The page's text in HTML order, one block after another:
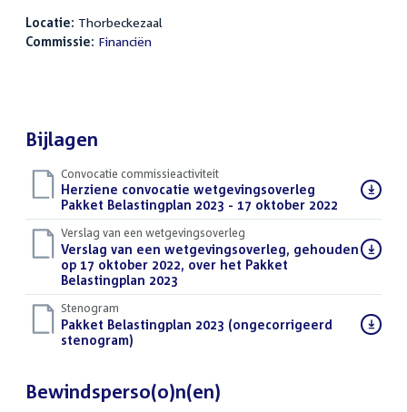
Locatie: Thorbeckezaal
Commissie: Financiën
Bijlagen
Convocatie commissieactiviteit
Download
bestand:
Herziene convocatie wetgevingsoverleg
Pakket Belastingplan 2023 - 17 oktober 2022 (PDF)
Verslag van een wetgevingsoverleg
Download
bestand:
Verslag van een wetgevingsoverleg, gehouden
op 17 oktober 2022, over het Pakket
Belastingplan 2023
Stenogram
Download
bestand:
Pakket Belastingplan 2023 (ongecorrigeerd
stenogram)
Bewindsperso(o)n(en)